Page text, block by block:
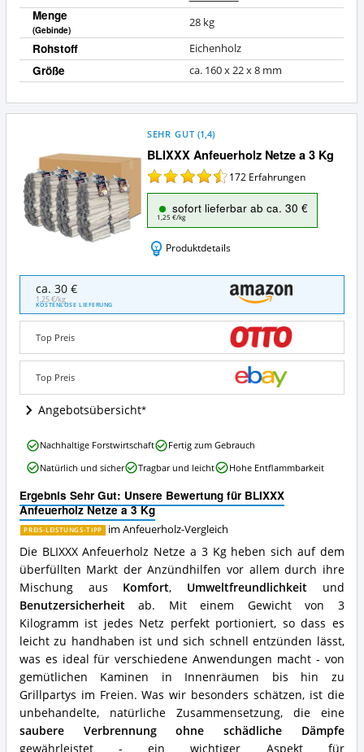
Menge
(Gebinde)
28 kg
Rohstoff Eichenholz
Größe ca. 160 x 22 x 8 mm
BLIXXX Anfeuerholz Netze a 3 Kg
SEHR GUT (1,4)
172 Erfahrungen
sofort lieferbar ab ca. 30 €
1,25 €/kg
Produktdetails
BLIXXX
Anfeuerholz
Netze
a
Kg
ist
dieses
erhältlich?
ca. 30 €
1,25 €/kg
KOSTENLOSE LIEFERUNG
Top Preis
Top Preis
Angebotsübersicht
Ergebnis Sehr Gut: Unsere Bewertung für BLIXXX
Anfeuerholz Netze a 3 Kg
PREIS-LEISTUNGS-TIPP im Anfeuerholz-Vergleich
Die BLIXXX Anfeuerholz Netze a 3 Kg heben sich auf dem
überfüllten Markt der Anzündhilfen vor allem durch ihre
Mischung aus Komfort, Umweltfreundlichkeit und
Benutzersicherheitab. Mit einem Gewicht von 3
Kilogramm ist jedes Netz perfekt portioniert, so dass es
leicht zu handhaben ist und sich schnell entzünden lässt,
was es ideal für verschiedene Anwendungen macht - von
gemütlichen Kaminen in Innenräumen bis hin zu
Grillpartys im Freien. Was wir besonders schätzen, ist die
unbehandelte, natürliche Zusammensetzung, die eine
saubere Verbrennung ohne schädliche Dämpfe
gewährleistet - ein wichtiger Aspekt für
BLIXXX
Anfeuerholz
Netze
3
Kg
Vorteile:
Was
spricht
für
dieses
Anfeuerholz?
Nachhaltige Forstwirtschaft
Fertig zum Gebrauch
Natürlich und sicher
Tragbar und leicht Hohe Entflammbarkeit